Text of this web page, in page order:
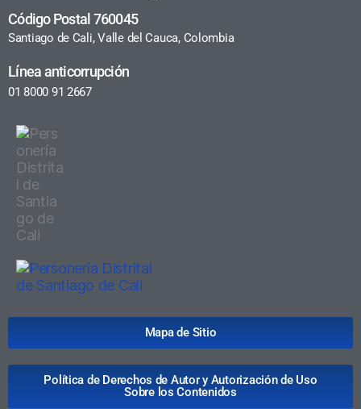
Código Postal 760045
Santiago de Cali, Valle del Cauca, Colombia
Línea anticorrupción
01 8000 91 2667
Mapa de Sitio
Política de Derechos de Autor y Autorización de Uso
Sobre los Contenidos